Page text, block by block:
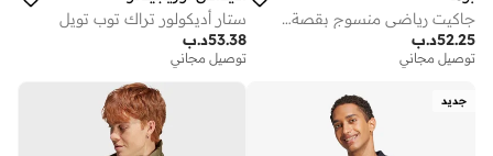
جاكيت رياضي منسوج بقصة مريحة من ران كالشر كوليكتيف
د.ب52.25
توصيل مجاني
ستار أديكولور تراك توب تويل
د.ب53.38
توصيل مجاني
جديد